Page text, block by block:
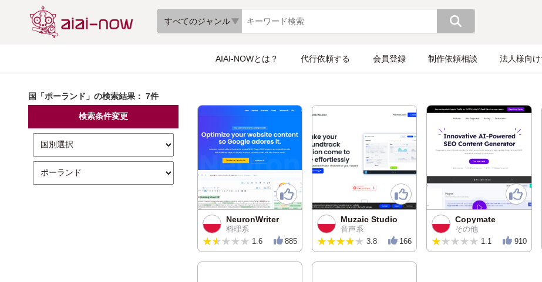
すべてのジャンル
AIAI-NOWとは？ 代行依頼する 会員登録 制作依頼相談 法人様向
国「ポーランド」の検索結果： 7件
検索条件変更
NeuronWriter
料理系
★★★★★
★★★★★ 1.6 885
Muzaic Studio
音声系
★★★★★
★★★★★ 3.8 166
Copymate
その他
★★★★★
★★★★★ 1.1 910